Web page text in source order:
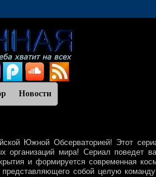
Новости
Южной Обсерваторией! Этот
организаций мира! Сериал поведет
и формируется современная
собой целую команду